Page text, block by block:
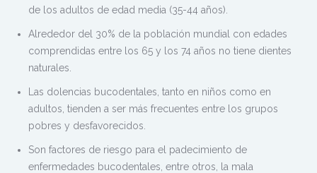
de los adultos de edad media (35-44 años).
Alrededor del 30% de la población mundial con edades
comprendidas entre los 65 y los 74 años no tiene dientes
naturales.
Las dolencias bucodentales, tanto en niños como en
adultos, tienden a ser más frecuentes entre los grupos
pobres y desfavorecidos.
Son factores de riesgo para el padecimiento de
enfermedades bucodentales, entre otros, la mala